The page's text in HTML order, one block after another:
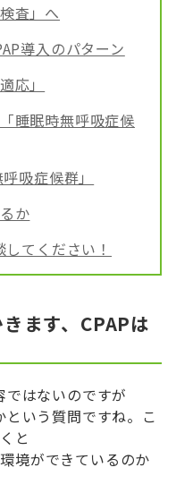
査」へ
導入のパターン
応」
睡眠時無呼吸症候
吸症候群」
か
てください！
ます、CPAPは
ではないのですが
という質問ですね。こ
と
境ができているのか